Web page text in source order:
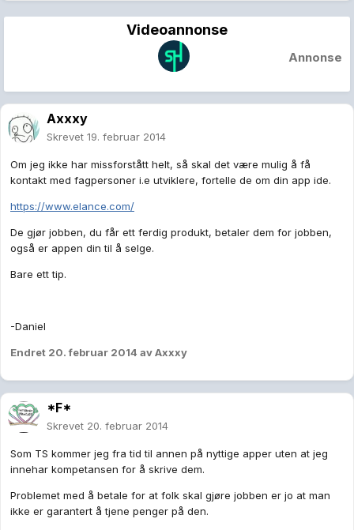
Videoannonse
Annonse
Axxxy
Skrevet 19. februar 2014
Om jeg ikke har missforstått helt, så skal det være mulig å få
kontakt med fagpersoner i.e utviklere, fortelle de om din app ide.
https://www.elance.com/
De gjør jobben, du får ett ferdig produkt, betaler dem for jobben,
også er appen din til å selge.
Bare ett tip.
-Daniel
Endret 20. februar 2014 av Axxxy
*F*
Skrevet 20. februar 2014
Som TS kommer jeg fra tid til annen på nyttige apper uten at jeg
innehar kompetansen for å skrive dem.
Problemet med å betale for at folk skal gjøre jobben er jo at man
ikke er garantert å tjene penger på den.